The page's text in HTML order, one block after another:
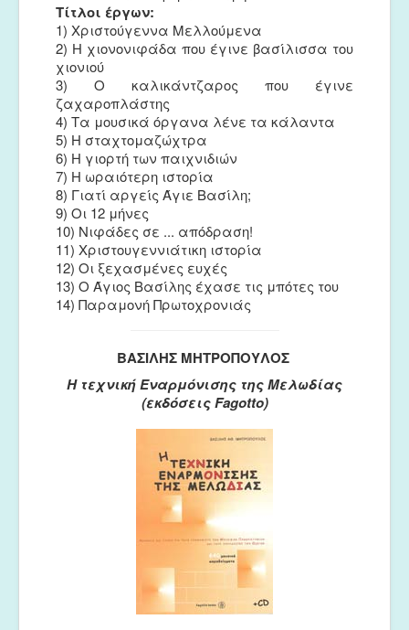
Τίτλοι έργων:
1) Χριστούγεννα Μελλούμενα
2) Η χιονονιφάδα που έγινε βασίλισσα του
χιονιού
3) Ο καλικάντζαρος που έγινε
ζαχαροπλάστης
4) Τα μουσικά όργανα λένε τα κάλαντα
5) Η σταχτομαζώχτρα
6) Η γιορτή των παιχνιδιών
7) Η ωραιότερη ιστορία
8) Γιατί αργείς Άγιε Βασίλη;
9) Οι 12 μήνες
10) Νιφάδες σε ... απόδραση!
11) Χριστουγεννιάτικη ιστορία
12) Οι ξεχασμένες ευχές
13) Ο Άγιος Βασίλης έχασε τις μπότες του
14) Παραμονή Πρωτοχρονιάς
ΒΑΣΙΛΗΣ ΜΗΤΡΟΠΟΥΛΟΣ
Η τεχνική Εναρμόνισης της Μελωδίας
(εκδόσεις Fagotto)